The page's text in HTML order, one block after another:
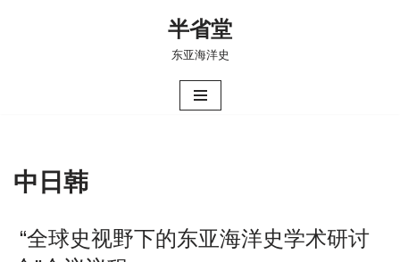
半省堂
东亚海洋史
中日韩
“全球史视野下的东亚海洋史学术研讨